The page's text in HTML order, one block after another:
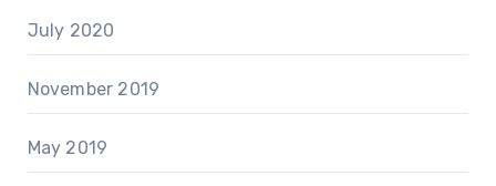
July 2020
November 2019
May 2019